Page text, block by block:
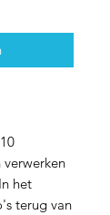
het
terug van